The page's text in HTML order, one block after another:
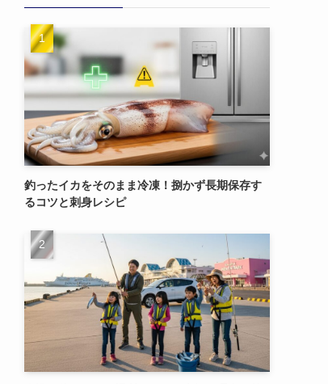
釣ったイカをそのまま冷凍！捌かず長期保存す
るコツと刺身レシピ